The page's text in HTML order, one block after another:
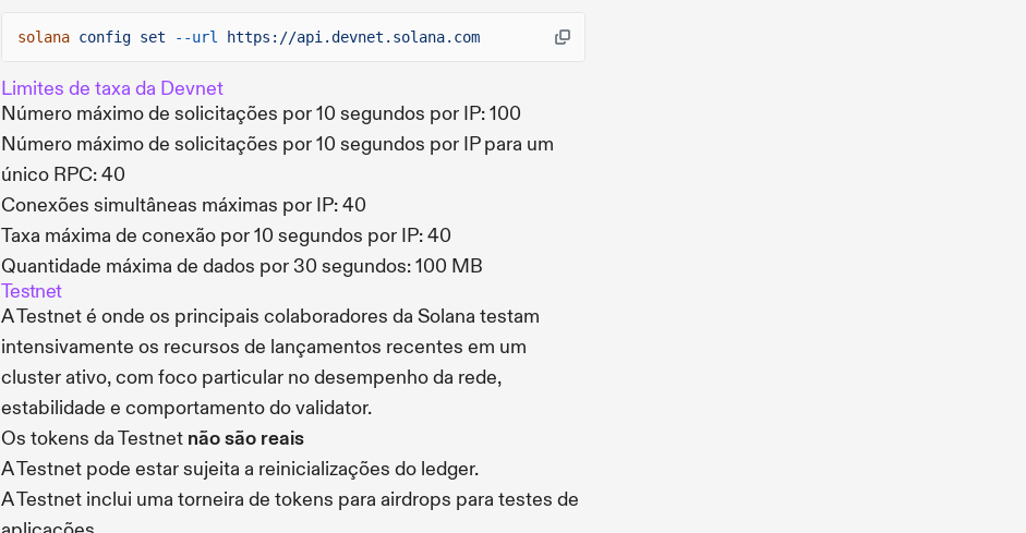
solana config set --url https://api.devnet.solana.com
Limites de taxa da Devnet
Número máximo de solicitações por 10 segundos por IP: 100
Número máximo de solicitações por 10 segundos por IP para um
único RPC: 40
Conexões simultâneas máximas por IP: 40
Taxa máxima de conexão por 10 segundos por IP: 40
Quantidade máxima de dados por 30 segundos: 100 MB
Testnet
A Testnet é onde os principais colaboradores da Solana testam
intensivamente os recursos de lançamentos recentes em um
cluster ativo, com foco particular no desempenho da rede,
estabilidade e comportamento do validator.
Os tokens da Testnet não são reais
A Testnet pode estar sujeita a reinicializações do ledger.
A Testnet inclui uma torneira de tokens para airdrops para testes de